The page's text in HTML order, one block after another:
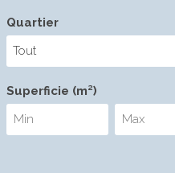
Quartier
Tout
Superficie (m²)